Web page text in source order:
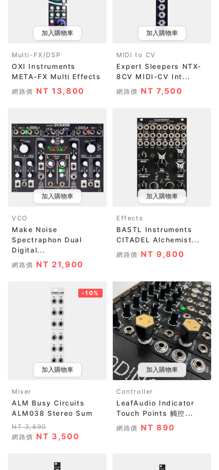
加入購物車
Multi-FX/DSP
OXI Instruments
META-FX Multi Effects
網路價 NT 13,800
加入購物車
MIDI to CV
Expert Sleepers NTX-
8CV MIDI-CV Int...
網路價 NT 7,500
加入購物車
VCO
Make Noise
Spectraphon Dual
Digital...
網路價 NT 21,900
加入購物車
Effects
BASTL Instruments
CITADEL Alchemist...
網路價 NT 9,800
-10%
加入購物車
Mixer
ALM Busy Circuits
ALM038 Stereo Sum
NT 3,890
網路價 NT 3,500
加入購物車
Controller
LeafAudio Indicator
Touch Points 觸控...
網路價 NT 890